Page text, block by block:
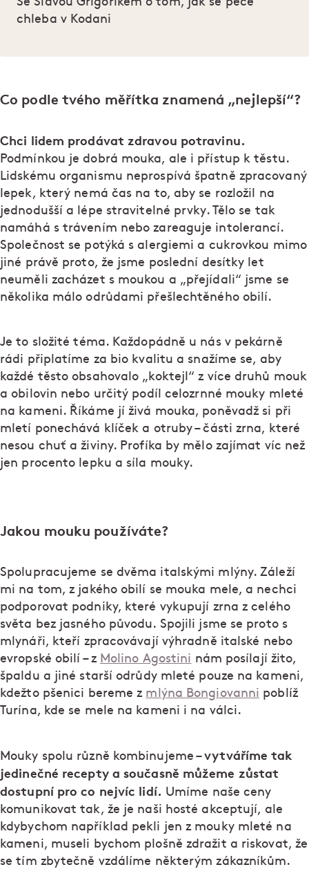
chleba v Kodani
Co podle tvého měřítka znamená „nejlepší“?
Chci lidem prodávat zdravou potravinu.
Podmínkou je dobrá mouka, ale i přístup k těstu.
Lidskému organismu neprospívá špatně zpracovaný
lepek, který nemá čas na to, aby se rozložil na
jednodušší a lépe stravitelné prvky. Tělo se tak
namáhá s trávením nebo zareaguje intolerancí.
Společnost se potýká s alergiemi a cukrovkou mimo
jiné právě proto, že jsme poslední desítky let
neuměli zacházet s moukou a „přejídali“ jsme se
několika málo odrůdami přešlechtěného obilí.
Je to složité téma. Každopádně u nás v pekárně
rádi připlatíme za bio kvalitu a snažíme se, aby
každé těsto obsahovalo „koktejl“ z více druhů mouk
a obilovin nebo určitý podíl celozrnné mouky mleté
na kameni. Říkáme jí živá mouka, poněvadž si při
mletí ponechává klíček a otruby – části zrna, které
nesou chuť a živiny. Profíka by mělo zajímat víc než
jen procento lepku a síla mouky.
Jakou mouku používáte?
Spolupracujeme se dvěma italskými mlýny. Záleží
mi na tom, z jakého obilí se mouka mele, a nechci
podporovat podniky, které vykupují zrna z celého
světa bez jasného původu. Spojili jsme se proto s
mlynáři, kteří zpracovávají výhradně italské nebo
evropské obilí – z Molino Agostini nám posílají žito,
špaldu a jiné starší odrůdy mleté pouze na kameni,
kdežto pšenici bereme z mlýna Bongiovanni poblíž
Turína, kde se mele na kameni i na válci.
Mouky spolu různě kombinujeme –vytváříme tak
jedinečné recepty a současně můžeme zůstat
dostupní pro co nejvíc lidí. Umíme naše ceny
komunikovat tak, že je naši hosté akceptují, ale
kdybychom například pekli jen z mouky mleté na
kameni, museli bychom plošně zdražit a riskovat, že
se tím zbytečně vzdálíme některým zákazníkům.